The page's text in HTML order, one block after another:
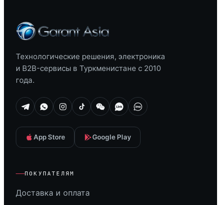
Технологические решения, электроника
и B2B-сервисы в Туркменистане с 2010
года.
App Store Google Play
ПОКУПАТЕЛЯМ
Доставка и оплата